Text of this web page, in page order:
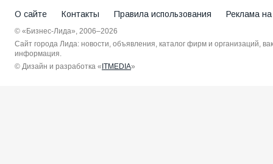
О сайте Контакты Правила использования Реклама
© «Бизнес-Лида», 2006–2026
Сайт города Лида: новости, объявления, каталог фирм и организаций,
информация.
© Дизайн и разработка «ITMEDIA»